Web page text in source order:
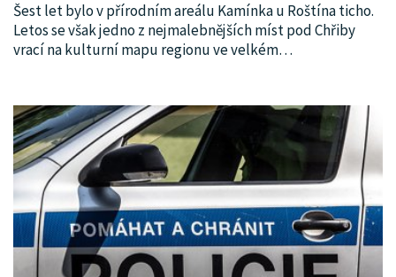
Šest let bylo v přírodním areálu Kamínka u Roštína ticho.
Letos se však jedno z nejmalebnějších míst pod Chřiby
vrací na kulturní mapu regionu ve velkém…